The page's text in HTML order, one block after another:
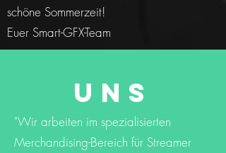
schöne Sommerzeit!
Euer Smart-GFX-Team
Uns
"Wir arbeiten im spezialisierten
Merchandising-Bereich für Streamer